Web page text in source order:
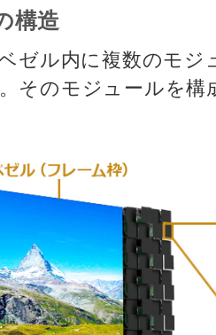
構造
ゼル内に複数のモ
そのモジュールを